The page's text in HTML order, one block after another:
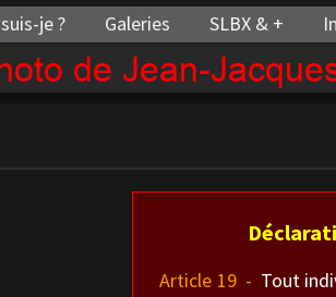
de Jean-
je ? Galeries SLBX & +
Article 19 - Tout